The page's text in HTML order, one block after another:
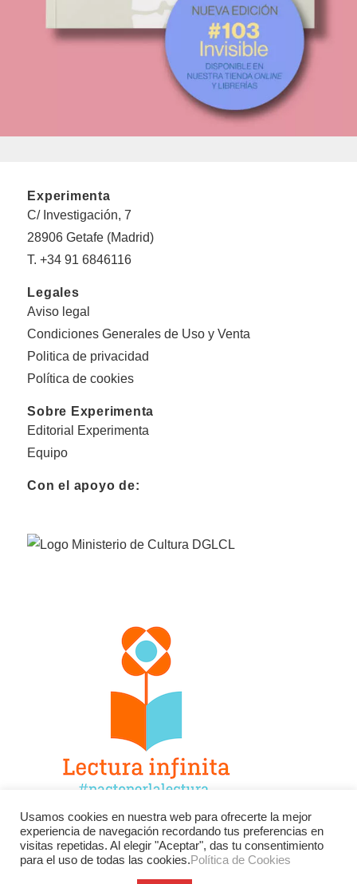
Experimenta
C/ Investigación, 7
28906 Getafe (Madrid)
T. +34 91 6846116
Legales
Aviso legal
Condiciones Generales de Uso y Venta
Politica de privacidad
Política de cookies
Sobre Experimenta
Editorial Experimenta
Equipo
Con el apoyo de:
Facebook Twitter
Instagram
YouTube
LinkedIn Contacto
Usamos cookies en nuestra web para ofrecerte la mejor
experiencia de navegación recordando tus preferencias en
visitas repetidas. Al elegir "Aceptar", das tu consentimiento
para el uso de todas las cookies.Política de Cookies